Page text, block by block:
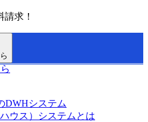
求！
DWHシステム
ウス）システムとは